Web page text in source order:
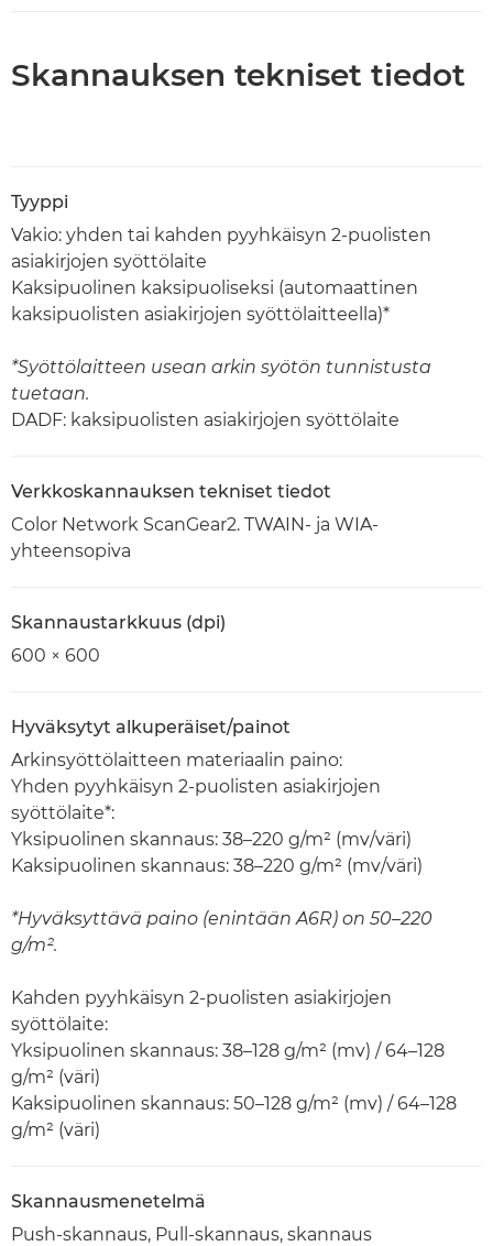
Skannauksen tekniset tiedot
Tyyppi
Vakio: yhden tai kahden pyyhkäisyn 2-puolisten
asiakirjojen syöttölaite
Kaksipuolinen kaksipuoliseksi (automaattinen
kaksipuolisten asiakirjojen syöttölaitteella)*
*Syöttölaitteen usean arkin syötön tunnistusta
tuetaan.
DADF: kaksipuolisten asiakirjojen syöttölaite
Verkkoskannauksen tekniset tiedot
Color Network ScanGear2. TWAIN- ja WIA-
yhteensopiva
Skannaustarkkuus (dpi)
600 × 600
Hyväksytyt alkuperäiset/painot
Arkinsyöttölaitteen materiaalin paino:
Yhden pyyhkäisyn 2-puolisten asiakirjojen
syöttölaite*:
Yksipuolinen skannaus: 38–220 g/m² (mv/väri)
Kaksipuolinen skannaus: 38–220 g/m² (mv/väri)
*Hyväksyttävä paino (enintään A6R) on 50–220
g/m².
Kahden pyyhkäisyn 2-puolisten asiakirjojen
syöttölaite:
Yksipuolinen skannaus: 38–128 g/m² (mv) / 64–128
g/m² (väri)
Kaksipuolinen skannaus: 50–128 g/m² (mv) / 64–128
g/m² (väri)
Skannausmenetelmä
Push-skannaus, Pull-skannaus, skannaus